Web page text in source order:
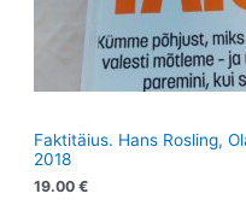
Faktitäius. Hans Rosling,
2018
19.00 €